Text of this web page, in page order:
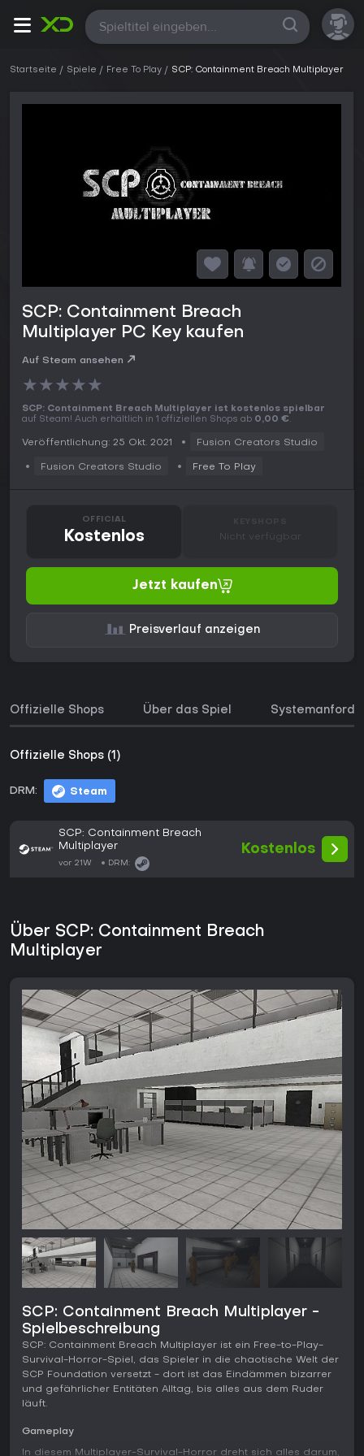
Alle
Startseite Spiele Free To Play SCP: Containment Breach Multiplayer
SCP: Containment Breach
Multiplayer PC Key kaufen
Auf Steam ansehen
★★★★★
SCP: Containment Breach Multiplayer ist kostenlos spielbar
auf Steam! Auch erhältlich in 1 offiziellen Shops ab 0,00 €.
Veröffentlichung: 25 Okt. 2021 Fusion Creators Studio
Fusion Creators Studio Free To Play
OFFICIAL
Kostenlos Nicht verfügbar
Jetzt kaufen
Preisverlauf anzeigen
Offizielle Shops Über das Spiel
Offizielle Shops (1)
DRM: Steam
SCP: Containment Breach
Multiplayer
vor 21W DRM:
Kostenlos
Über SCP: Containment Breach
Multiplayer
SCP: Containment Breach Multiplayer -
Spielbeschreibung
SCP: Containment Breach Multiplayer ist ein Free-to-Play-
Survival-Horror-Spiel, das Spieler in die chaotische Welt der
SCP Foundation versetzt - dort ist das Eindämmen bizarrer
und gefährlicher Entitäten Alltag, bis alles aus dem Ruder
läuft.
Gameplay
In diesem Multiplayer-Survival-Horror dreht sich alles darum,